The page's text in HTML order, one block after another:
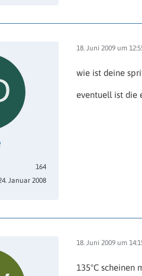
164
Januar 2008
18. Juni 2009 um
wie ist deine
eventuell ist die
18. Juni 2009 um
135°C scheinen